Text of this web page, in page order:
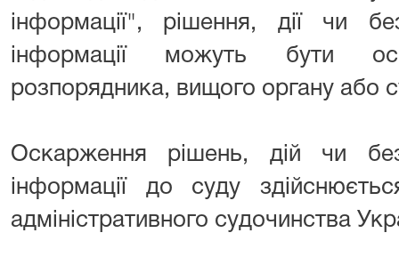
інформації", рішення, дії чи
інформації можуть бути
розпорядника, вищого органу або
Оскарження рішень, дій чи
інформації до суду
адміністративного судочинства